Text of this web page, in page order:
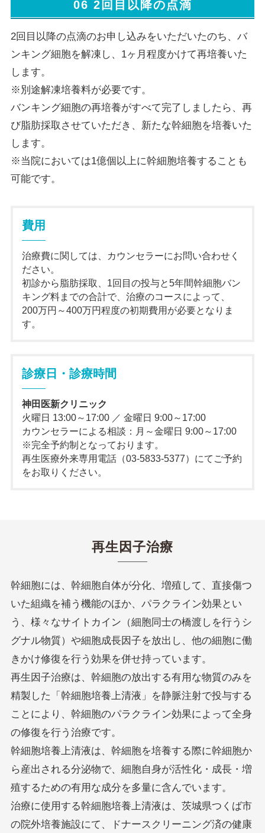
06 2回目以降の点滴
2回目以降の点滴のお申し込みをいただいたのち、バ
ンキング細胞を解凍し、1ヶ月程度かけて再培養いた
します。
※別途解凍培養料が必要です。
バンキング細胞の再培養がすべて完了しましたら、再
び脂肪採取させていただき、新たな幹細胞を培養いた
します。
※当院においては1億個以上に幹細胞培養することも
可能です。
費用
治療費に関しては、カウンセラーにお問い合わせく
ださい。
初診から脂肪採取、1回目の投与と5年間幹細胞バン
キング料までの合計で、治療のコースによって、
200万円～400万円程度の初期費用が必要となりま
す。
診療日・診療時間
神田医新クリニック
火曜日 13:00～17:00 ／ 金曜日 9:00～17:00
カウンセラーによる相談：月～金曜日 9:00～17:00
※完全予約制となっております。
再生医療外来専用電話（03-5833-5377）にてご予約
をお取りください。
再生因子治療
幹細胞には、幹細胞自体が分化、増殖して、直接傷つ
いた組織を補う機能のほか、パラクライン効果とい
う、様々なサイトカイン（細胞同士の橋渡しを行うシ
グナル物質）や細胞成長因子を放出し、他の細胞に働
きかけ修復を行う効果を併せ持っています。
再生因子治療は、幹細胞の放出する有用な物質のみを
精製した「幹細胞培養上清液」を静脈注射で投与する
ことにより、幹細胞のパラクライン効果によって全身
の修復を行う治療です。
幹細胞培養上清液は、幹細胞を培養する際に幹細胞か
ら産出される分泌物で、細胞自身が活性化・成長・増
殖するための有用な成分を多量に含んでいます。
治療に使用する幹細胞培養上清液は、茨城県つくば市
の院外培養施設にて、ドナースクリーニング済の健康